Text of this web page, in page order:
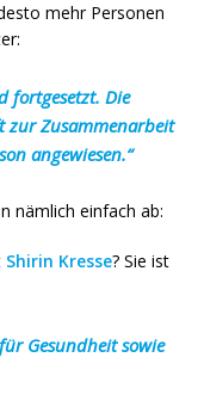
mehr Personen
fortgesetzt. Die
zur Zusammenarbeit
angewiesen.“
nämlich einfach ab:
Shirin Kresse? Sie ist
Gesundheit sowie